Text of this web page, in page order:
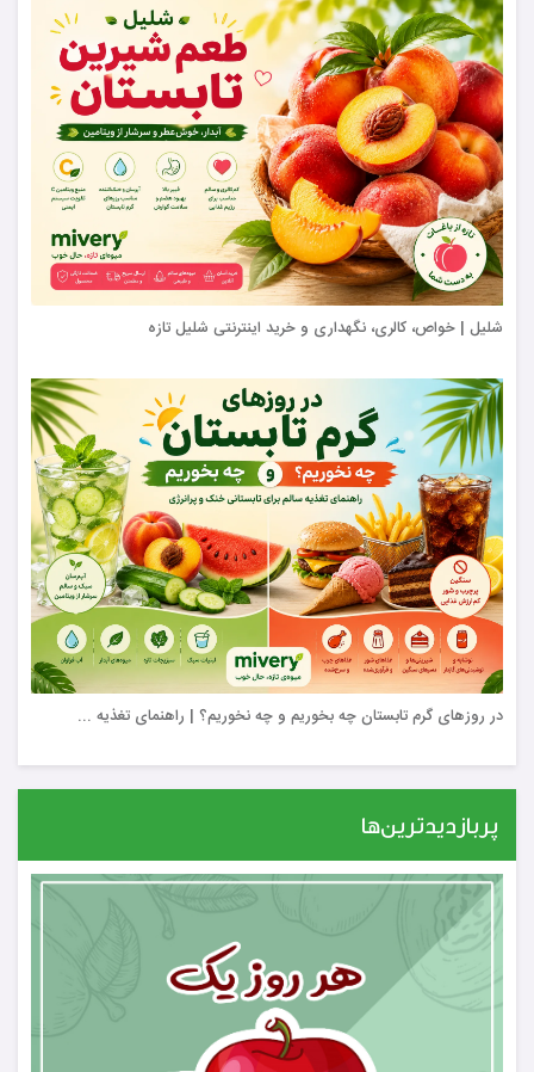
شلیل | خواص، کالری، نگهداری و خرید اینترنتی شلیل تازه
در روزهای گرم تابستان چه بخوریم و چه نخوریم؟ | راهنمای تغذیه ...
پربازدیدترین‌ها